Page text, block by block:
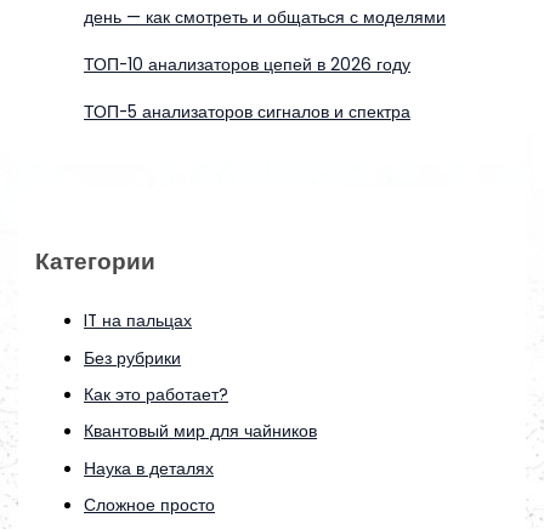
день — как смотреть и общаться с моделями
ТОП-10 анализаторов цепей в 2026 году
ТОП-5 анализаторов сигналов и спектра
Категории
IT на пальцах
Без рубрики
Как это работает?
Квантовый мир для чайников
Наука в деталях
Сложное просто